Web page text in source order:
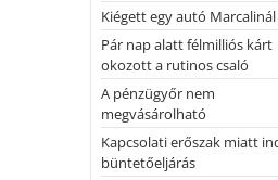
Kiégett egy autó Marcalinál
Pár nap alatt félmilliós kárt
okozott a rutinos csaló
A pénzügyőr nem
megvásárolható
Kapcsolati erőszak miatt
büntetőeljárás